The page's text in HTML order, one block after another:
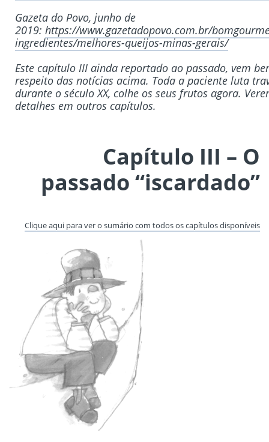
Gazeta do Povo, junho de
2019: https://www.gazetadopovo.com.br/
ingredientes/melhores-queijos-minas-gerais/
Este capítulo III ainda reportado ao passado, vem
respeito das notícias acima. Toda a paciente luta
durante o século XX, colhe os seus frutos agora.
detalhes em outros capítulos.
Capítulo III – O
passado “iscardado”
Clique aqui para ver o sumário com todos os capítulos disponíveis